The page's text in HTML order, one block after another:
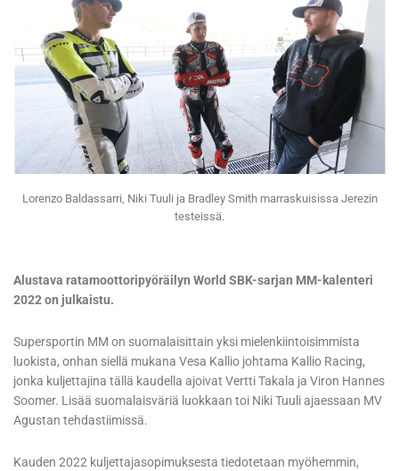
Lorenzo Baldassarri, Niki Tuuli ja Bradley Smith marraskuisissa Jerezin
testeissä.
Alustava ratamoottoripyöräilyn World SBK-sarjan MM-kalenteri
2022 on julkaistu.
Supersportin MM on suomalaisittain yksi mielenkiintoisimmista
luokista, onhan siellä mukana Vesa Kallio johtama Kallio Racing,
jonka kuljettajina tällä kaudella ajoivat Vertti Takala ja Viron Hannes
Soomer. Lisää suomalaisväriä luokkaan toi Niki Tuuli ajaessaan MV
Agustan tehdastiimissä.
Kauden 2022 kuljettajasopimuksesta tiedotetaan myöhemmin,